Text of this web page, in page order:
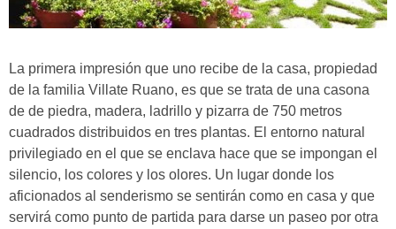
La primera impresión que uno recibe de la casa, propiedad
de la familia Villate Ruano, es que se trata de una casona
de de piedra, madera, ladrillo y pizarra de 750 metros
cuadrados distribuidos en tres plantas. El entorno natural
privilegiado en el que se enclava hace que se impongan el
silencio, los colores y los olores. Un lugar donde los
aficionados al senderismo se sentirán como en casa y que
servirá como punto de partida para darse un paseo por otra